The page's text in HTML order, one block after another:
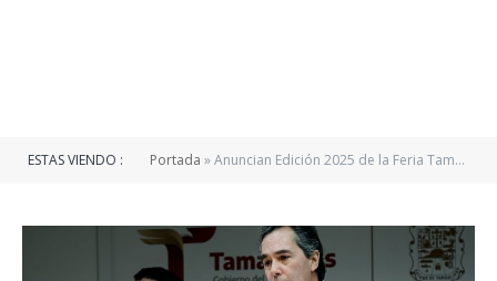
ESTAS VIENDO : Portada »Anuncian Edición 2025 de la Feria Tamaulipas